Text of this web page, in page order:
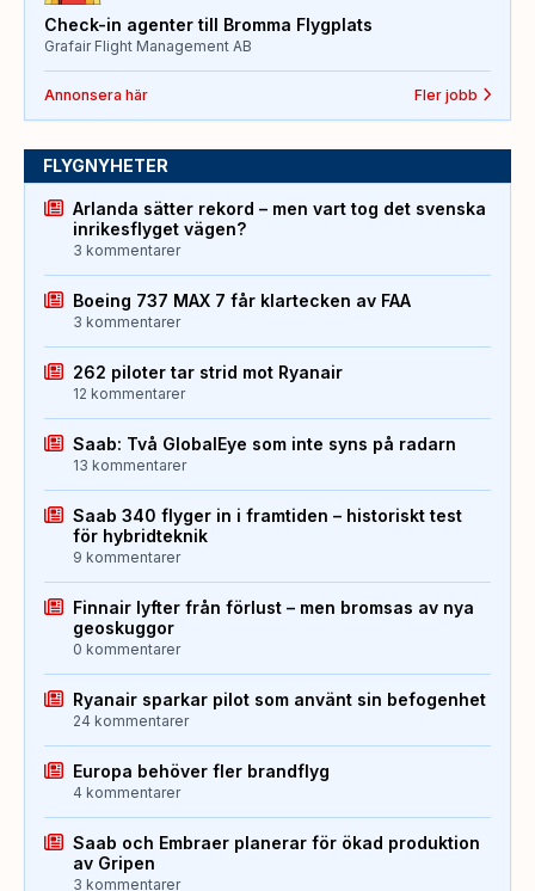
Check-in agenter till Bromma Flygplats
Grafair Flight Management AB
Annonsera här Fler jobb
FLYGNYHETER
Arlanda sätter rekord – men vart tog det svenska
inrikesflyget vägen?
3 kommentarer
Boeing 737 MAX 7 får klartecken av FAA
3 kommentarer
262 piloter tar strid mot Ryanair
12 kommentarer
Saab: Två GlobalEye som inte syns på radarn
13 kommentarer
Saab 340 flyger in i framtiden – historiskt test
för hybridteknik
9 kommentarer
Finnair lyfter från förlust – men bromsas av nya
geoskuggor
0 kommentarer
Ryanair sparkar pilot som använt sin befogenhet
24 kommentarer
Europa behöver fler brandflyg
4 kommentarer
Saab och Embraer planerar för ökad produktion
av Gripen
3 kommentarer